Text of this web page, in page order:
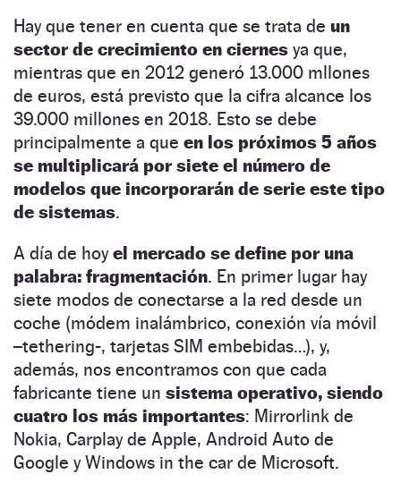
Hay que tener en cuenta que se trata de un
sector de crecimiento en ciernes ya que,
mientras que en 2012 generó 13.000 mllones
de euros, está previsto que la cifra alcance los
39.000 millones en 2018. Esto se debe
principalmente a que en los próximos 5 años
se multiplicará por siete el número de
modelos que incorporarán de serie este tipo
de sistemas.
A día de hoyel mercado se define por una
palabra: fragmentación. En primer lugar hay
siete modos de conectarse a la red desde un
coche (módem inalámbrico, conexión vía móvil
–tethering-, tarjetas SIM embebidas…), y,
además, nos encontramos con que cada
fabricante tiene un sistema operativo, siendo
cuatro los más importantes: Mirrorlink de
Nokia, Carplay de Apple, Android Auto de
Google y Windows in the car de Microsoft.